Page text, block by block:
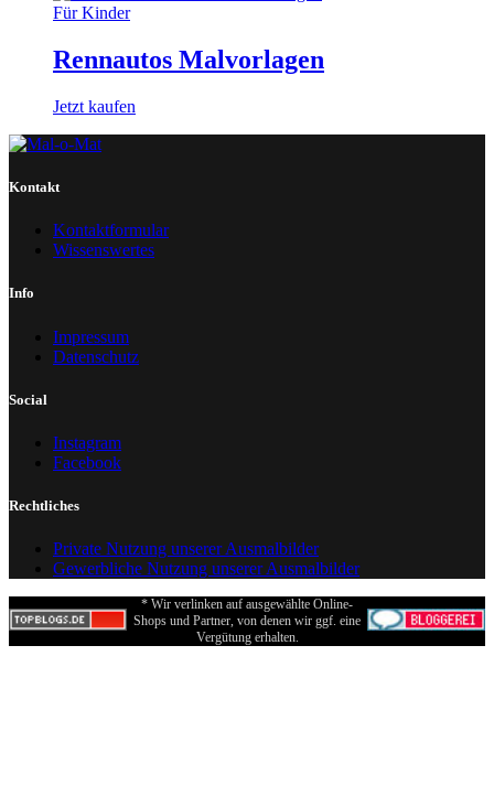
Für Kinder
Rennautos Malvorlagen
Jetzt kaufen
Kontakt
Kontaktformular
Wissenswertes
Info
Impressum
Datenschutz
Social
Instagram
Facebook
Rechtliches
Private Nutzung unserer Ausmalbilder
Gewerbliche Nutzung unserer Ausmalbilder
* Wir verlinken auf ausgewählte Online-
Shops und Partner, von denen wir ggf. eine
Vergütung erhalten.